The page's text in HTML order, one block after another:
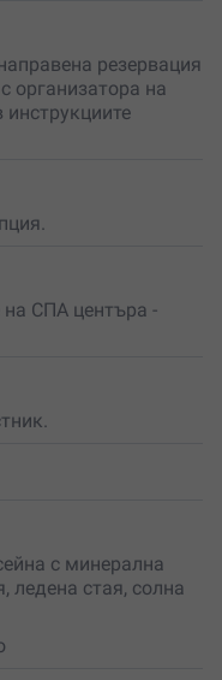
които превръщат
които обичат
и стойностно.
транспорт от
още по-удобно.
е създадено за
Избери
и превърни един
резервация
организатора на
СПА центъра -
с минерална
ледена стая, солна